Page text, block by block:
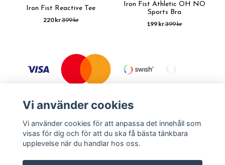
Iron Fist Reactive Tee
220 kr399 kr
Iron Fist Athletic OH NO
Sports Bra
199 kr399 kr
Köpvillkor Kontakt
Vi använder cookies
Vi använder cookies för att anpassa det innehåll som
visas för dig och för att du ska få bästa tänkbara
upplevelse när du handlar hos oss.